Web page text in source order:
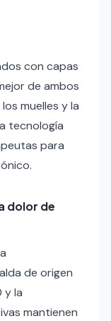
con capas
de ambos
muelles y la
tecnología
para
dolor de
de origen
y la
mantienen